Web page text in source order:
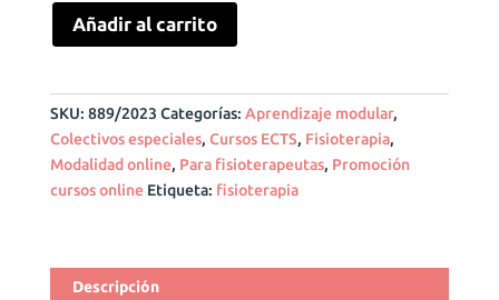
Añadir al carrito
SKU: 889/2023 Categorías: Aprendizaje modular,
Colectivos especiales, Cursos ECTS, Fisioterapia,
Modalidad online, Para fisioterapeutas, Promoción
cursos online Etiqueta: fisioterapia
Descripción